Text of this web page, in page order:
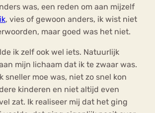
was, een reden om aan mijzelf
, vies of gewoon anders, ik wist niet
maar goed was het niet.
ik zelf ook wel iets. Natuurlijk
mijn lichaam dat ik te zwaar was.
sneller moe was, niet zo snel kon
kinderen en niet altijd even
zat. Ik realiseer mij dat het ging